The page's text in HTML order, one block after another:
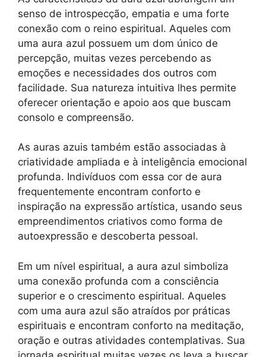
senso de introspecção, empatia e uma forte
conexão com o reino espiritual. Aqueles com
uma aura azul possuem um dom único de
percepção, muitas vezes percebendo as
emoções e necessidades dos outros com
facilidade. Sua natureza intuitiva lhes permite
oferecer orientação e apoio aos que buscam
consolo e compreensão.
As auras azuis também estão associadas à
criatividade ampliada e à inteligência emocional
profunda. Indivíduos com essa cor de aura
frequentemente encontram conforto e
inspiração na expressão artística, usando seus
empreendimentos criativos como forma de
autoexpressão e descoberta pessoal.
Em um nível espiritual, a aura azul simboliza
uma conexão profunda com a consciência
superior e o crescimento espiritual. Aqueles
com uma aura azul são atraídos por práticas
espirituais e encontram conforto na meditação,
oração e outras atividades contemplativas. Sua